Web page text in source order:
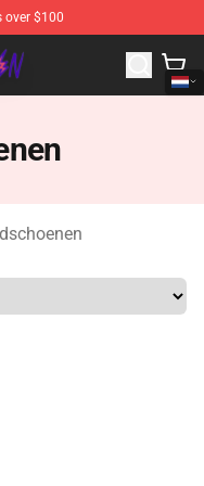
over $100
Merchandise Shop